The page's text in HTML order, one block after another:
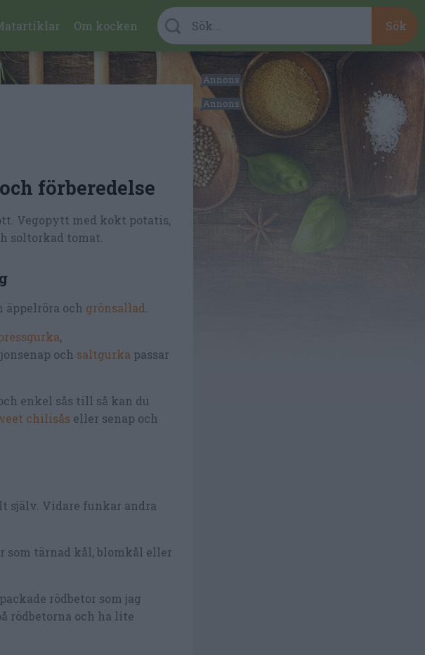
Om kocken
förberedelse
Vegopytt med kokt potatis,
soltorkad tomat.
äppelröra och grönsallad
,
och saltgurka passar
enkel sås till så kan du
chilisås eller senap och
själv. Vidare funkar andra
som tärnad kål, blomkål eller
rödbetor som jag
rödbetorna och ha lite